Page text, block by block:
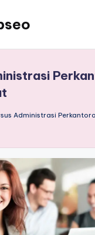
Administrasi